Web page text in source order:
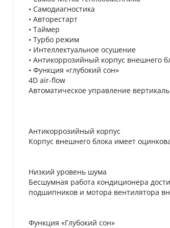
• Самодиагностика
• Авторестарт
• Таймер
• Турбо режим
• Интеллектуальное осушение
• Антикоррозийный корпус внешнего
• Функция «глубокий сон»
4D air-flow
Автоматическое управление
Антикоррозийный корпус
Корпус внешнего блока имеет
Низкий уровень шума
Бесшумная работа кондиционера
подшипников и мотора вентилятора
Функция «Глубокий сон»